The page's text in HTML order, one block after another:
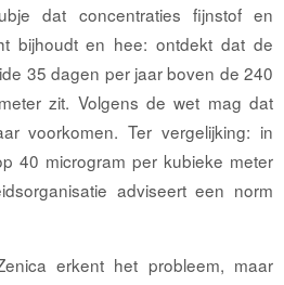
dat concentraties ﬁjnstof en
bijhoudt en hee: ontdekt dat de
35 dagen per jaar boven de 240
zit. Volgens de wet mag dat
voorkomen. Ter vergelijking: in
40 microgram per kubieke meter
adviseert een norm
erkent het probleem, maar